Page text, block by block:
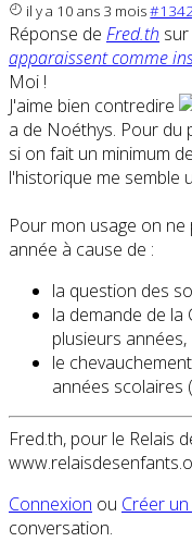
il y a 10 ans 3 mois
Réponse de Fred.th
apparaissent comme
Moi !
J'aime bien contredire
a de Noéthys. Pour du
si on fait un minimum
l'historique me semble
Pour mon usage on
année à cause de :
la question des
la demande de
plusieurs années,
le
années scolaires
Fred.th, pour le Relais
Connexion ou Créer
conversation.